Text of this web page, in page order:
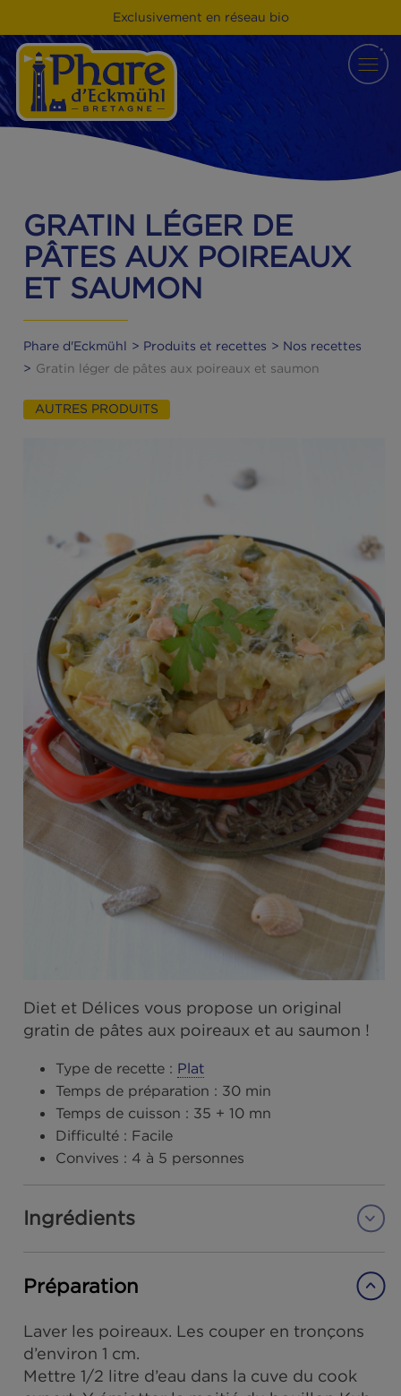
Exclusivement en réseau bio
GRATIN LÉGER DE
PÂTES AUX POIREAUX
ET SAUMON
Gratin léger de pâtes aux poireaux et saumon
Diet et Délices vous propose un original
gratin de pâtes aux poireaux et au
Type de recette : Plat
Temps de préparation :
Convives :
Ingrédients